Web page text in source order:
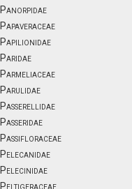
Panorpidae
Papaveraceae
Papilionidae
Paridae
Parmeliaceae
Parulidae
Passerellidae
Passeridae
Passifloraceae
Pelecanidae
Pelecinidae
Peltigeraceae